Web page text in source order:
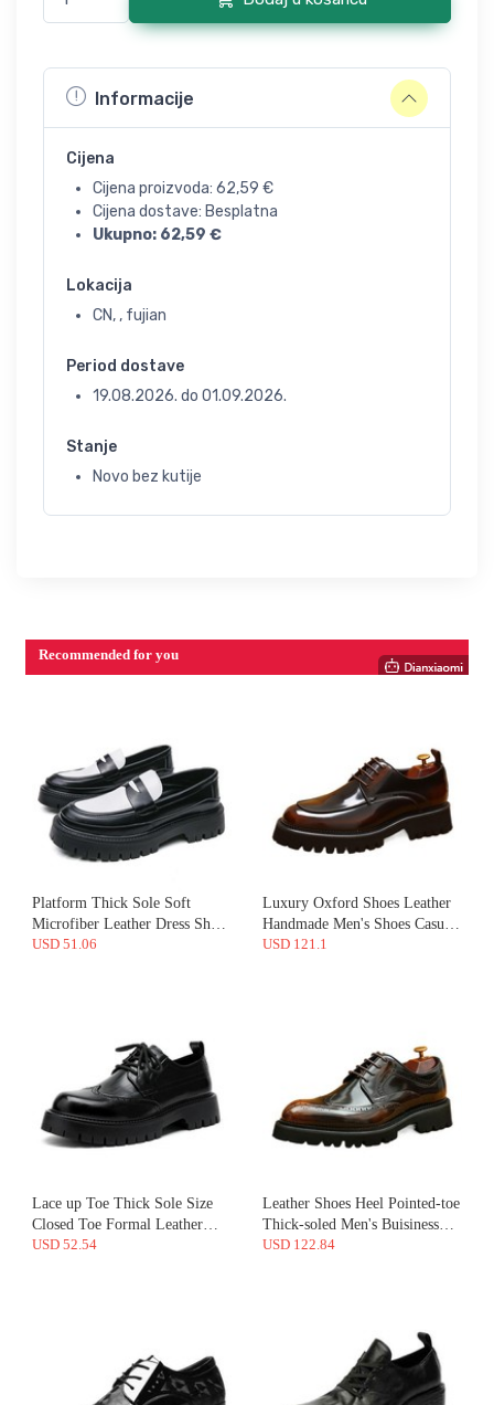
Informacije
Cijena
Cijena proizvoda: 62,59 €
Cijena dostave: Besplatna
Ukupno: 62,59 €
Lokacija
CN, , fujian
Period dostave
19.08.2026. do 01.09.2026.
Stanje
Novo bez kutije